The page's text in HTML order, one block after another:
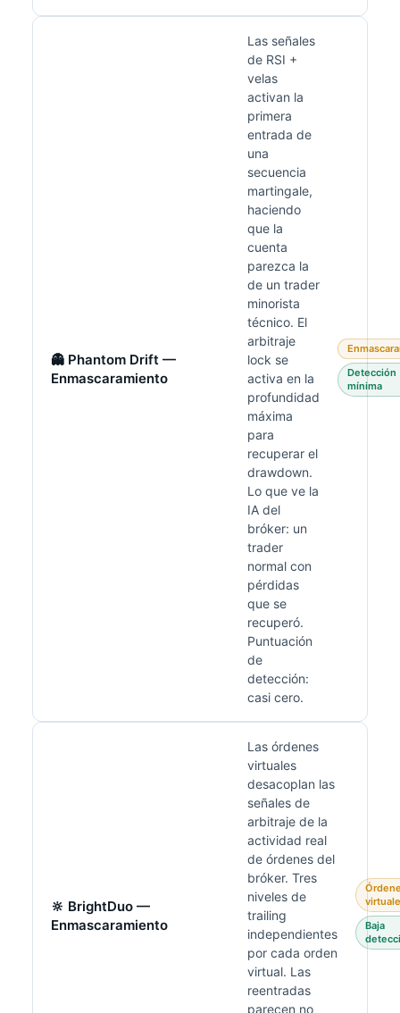
👻 Phantom Drift —
Enmascaramiento
Las señales
de RSI +
velas
activan la
primera
entrada de
una
secuencia
martingale,
haciendo
que la
cuenta
parezca la
de un trader
minorista
técnico. El
arbitraje
lock se
activa en la
profundidad
máxima
para
recuperar el
drawdown.
Lo que ve la
IA del
bróker: un
trader
normal con
pérdidas
que se
recuperó.
Puntuación
de
detección:
casi cero.
Detección
mínima
🔆 BrightDuo —
Enmascaramiento
Las órdenes
virtuales
desacoplan las
señales de
arbitraje de la
actividad real
de órdenes del
bróker. Tres
niveles de
trailing
independientes
por cada orden
virtual. Las
reentradas
parecen no
Baja